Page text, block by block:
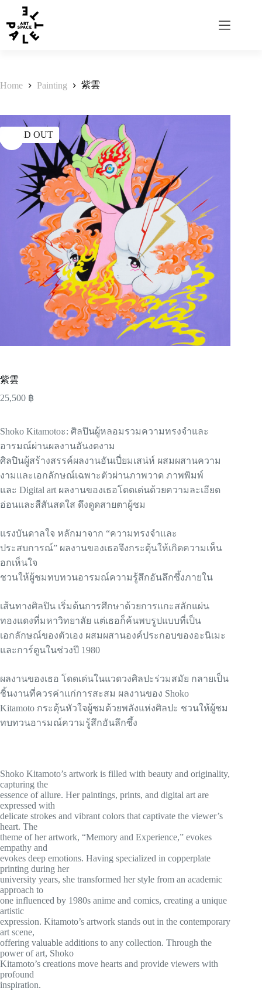
Home Painting 紫雲
SOLD OUT
紫雲
25,500 ฿
Shoko Kitamotoะ: ศิลปินผู้หลอมรวมความทรงจำและ
อารมณ์ผ่านผลงานอันงดงาม
ศิลปินผู้สร้างสรรค์ผลงานอันเปี่ยมเสน่ห์ ผสมผสานความ
งามและเอกลักษณ์เฉพาะตัวผ่านภาพวาด ภาพพิมพ์
และ Digital art ผลงานของเธอโดดเด่นด้วยความละเอียด
อ่อนและสีสันสดใส ดึงดูดสายตาผู้ชม
แรงบันดาลใจ หลักมาจาก “ความทรงจำและ
ประสบการณ์” ผลงานของเธอจึงกระตุ้นให้เกิดความเห็น
อกเห็นใจ
ชวนให้ผู้ชมทบทวนอารมณ์ความรู้สึกอันลึกซึ้งภายใน
เส้นทางศิลปิน เริ่มต้นการศึกษาด้วยการแกะสลักแผ่น
ทองแดงที่มหาวิทยาลัย แต่เธอก็ค้นพบรูปแบบที่เป็น
เอกลักษณ์ของตัวเอง ผสมผสานองค์ประกอบของอะนิเมะ
และการ์ตูนในช่วงปี 1980
ผลงานของเธอ โดดเด่นในแวดวงศิลปะร่วมสมัย กลายเป็น
ชิ้นงานที่ควรค่าแก่การสะสม ผลงานของ Shoko
Kitamoto กระตุ้นหัวใจผู้ชมด้วยพลังแห่งศิลปะ ชวนให้ผู้ชม
ทบทวนอารมณ์ความรู้สึกอันลึกซึ้ง
Shoko Kitamoto’s artwork is filled with beauty and originality,
capturing the
essence of allure. Her paintings, prints, and digital art are
expressed with
delicate strokes and vibrant colors that captivate the viewer’s
heart. The
theme of her artwork, “Memory and Experience,” evokes
empathy and
evokes deep emotions. Having specialized in copperplate
printing during her
university years, she transformed her style from an academic
approach to
one influenced by 1980s anime and comics, creating a unique
artistic
expression. Kitamoto’s artwork stands out in the contemporary
art scene,
offering valuable additions to any collection. Through the
power of art, Shoko
Kitamoto’s creations move hearts and provide viewers with
profound
inspiration.